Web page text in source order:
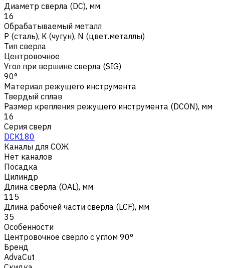
Диаметр сверла (DC), мм
16
Обрабатываемый металл
Р (сталь), K (чугун), N (цвет.металлы)
Тип сверла
Центровочное
Угол при вершине сверла (SIG)
90°
Материал режущего инструмента
Твердый сплав
Размер крепления режущего инструмента (DCON), мм
16
Серия сверл
DCK180
Каналы для СОЖ
Нет каналов
Посадка
Цилиндр
Длина сверла (OAL), мм
115
Длина рабочей части сверла (LCF), мм
35
Особенности
Центровочное сверло с углом 90°
Бренд
AdvaCut